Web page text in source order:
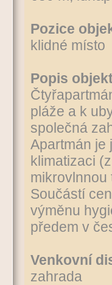
Pozice
klidné místo
Popis
pláže a k
společná
Apartmán je
klimatizaci
mikrovlnnou
Součástí
výměnu
předem v
Venkovní
zahrada